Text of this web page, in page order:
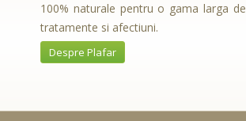
100% naturale pentru o gama larga de
tratamente si afectiuni.
Despre Plafar